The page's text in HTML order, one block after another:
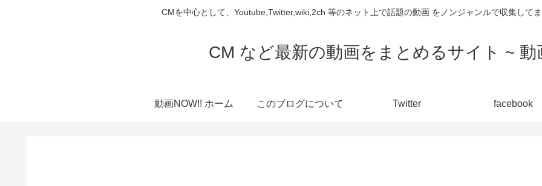
CMを中心として、Youtube,Twitter,wiki,2ch 等のネット上で話題の動画 をノンジャンルで収集して
CM など最新の動画をまとめるサイト ~ 動
動画NOW!! ホーム このブログについて Twitter facebook